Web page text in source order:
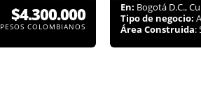
$4.300.000
PESOS COLOMBIANOS
En: Bogotá D.C.,
Tipo de negocio:
Área Construida: